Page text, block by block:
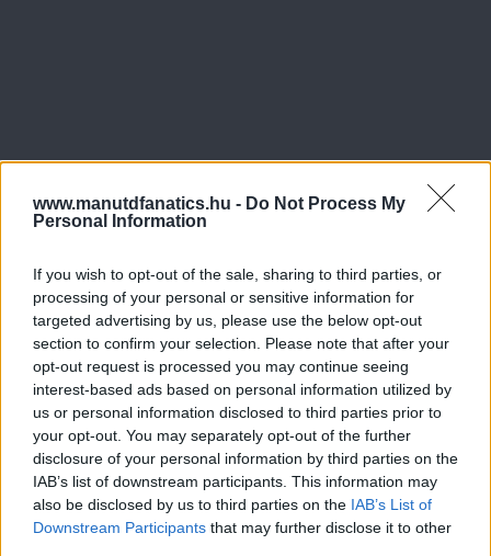
www.manutdfanatics.hu - Do Not Process My
Personal Information
If you wish to opt-out of the sale, sharing to third parties, or
processing of your personal or sensitive information for
targeted advertising by us, please use the below opt-out
section to confirm your selection. Please note that after your
opt-out request is processed you may continue seeing
interest-based ads based on personal information utilized by
us or personal information disclosed to third parties prior to
your opt-out. You may separately opt-out of the further
disclosure of your personal information by third parties on the
IAB’s list of downstream participants. This information may
also be disclosed by us to third parties on the IAB’s List of
Downstream Participants that may further disclose it to other